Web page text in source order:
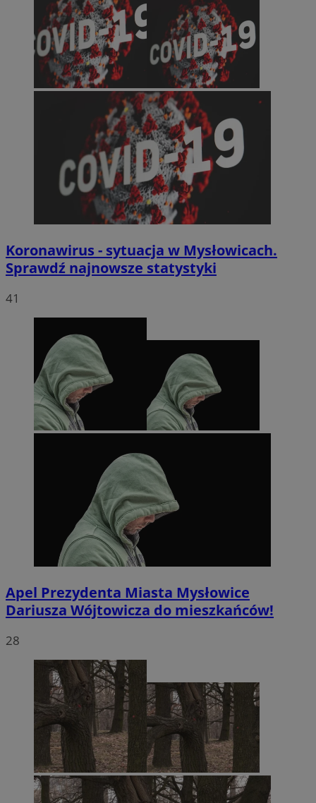
Koronawirus - sytuacja w Mysłowicach.
Sprawdź najnowsze statystyki
41
Apel Prezydenta Miasta Mysłowice
Dariusza Wójtowicza do mieszkańców!
28